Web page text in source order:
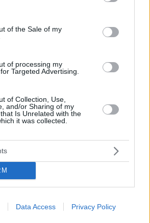
to Google and its third-party tags to
specified purposes in below Google
of the Sale of my
of processing my
Targeted Advertising.
of Collection, Use,
and/or Sharing of my
Is Unrelated with the
it was collected.
Data Access Privacy Policy
οι υπερπολύτεκνοι στην
Τα... δύο ταψιά μεσημεριανό,
τους